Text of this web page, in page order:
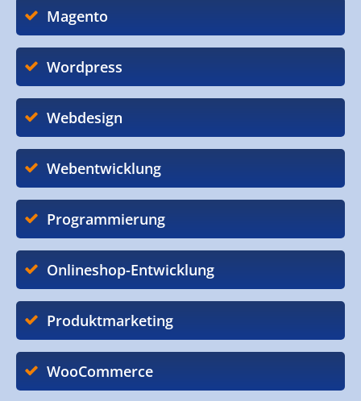
Magento
Wordpress
Webdesign
Webentwicklung
Programmierung
Onlineshop-Entwicklung
Produktmarketing
WooCommerce